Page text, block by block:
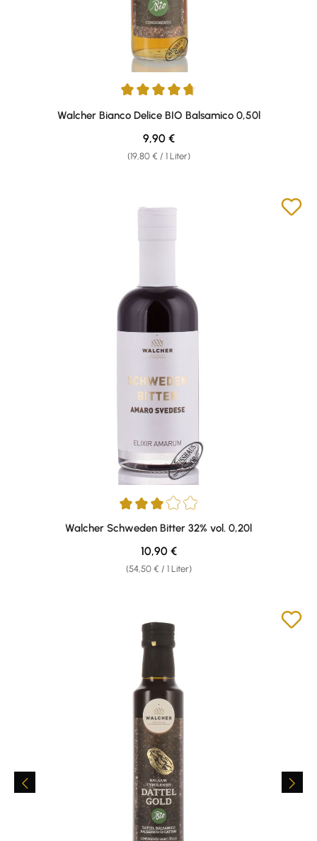
Durchschnittliche Bewertung von 4.83 von 5 Sternen
Walcher Bianco Delice BIO Balsamico 0,50l
(19,80 € / 1 Liter)
Regulärer Preis:
9,90 €
Durchschnittliche Bewertung von 3 von 5 Sternen
Walcher Schweden Bitter 32% vol. 0,20l
(54,50 € / 1 Liter)
Regulärer Preis:
10,90 €